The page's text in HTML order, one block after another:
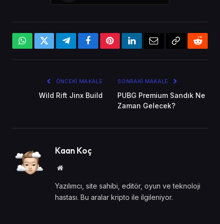
WhatsApp
X
TelegramFacebookPinterestLinkedInEmailBağlantıyı
ÖNCEKI MAKALE
Wild Rift Jinx Build
SONRAKI MAKALE
PUBG Premium Sandık Ne
Zaman Gelecek?
Kaan Koç
Website
Yazılımcı, site sahibi, editör, oyun ve teknoloji
hastası. Bu aralar kripto ile ilgileniyor.